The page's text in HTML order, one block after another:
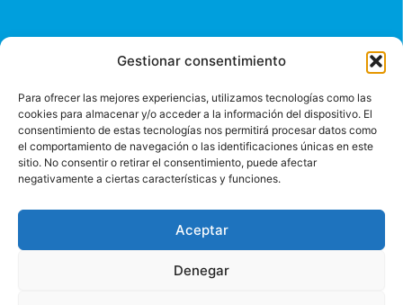
Gestionar consentimiento
Para ofrecer las mejores experiencias, utilizamos tecnologías como las
cookies para almacenar y/o acceder a la información del dispositivo. El
consentimiento de estas tecnologías nos permitirá procesar datos como
el comportamiento de navegación o las identificaciones únicas en este
sitio. No consentir o retirar el consentimiento, puede afectar
negativamente a ciertas características y funciones.
Aceptar
Denegar
Entérate